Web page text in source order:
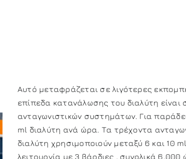
Αυτό μεταφράζεται σε λιγότερες
επίπεδα κατανάλωσης του διαλύτη είναι
ανταγωνιστικών συστημάτων. Για
ml διαλύτη ανά ώρα. Τα τρέχοντα
διαλύτη χρησιμοποιούν μεταξύ 6 και 10
λειτουργία με 3 βάρδιες , συνολικά 6.000